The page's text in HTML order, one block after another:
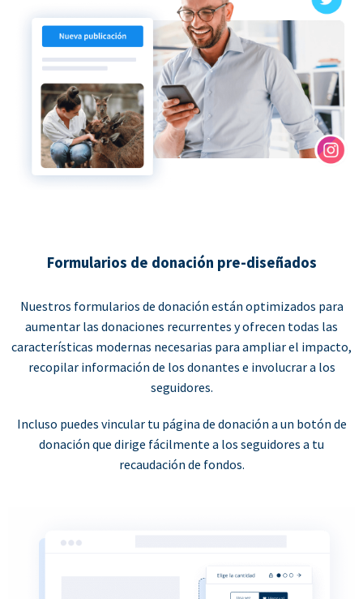
Formularios de donación pre-diseñados
Nuestros formularios de donación están optimizados para
aumentar las donaciones recurrentes y ofrecen todas las
características modernas necesarias para ampliar el impacto,
recopilar información de los donantes e involucrar a los
seguidores.
Incluso puedes vincular tu página de donación a un botón de
donación que dirige fácilmente a los seguidores a tu
recaudación de fondos.